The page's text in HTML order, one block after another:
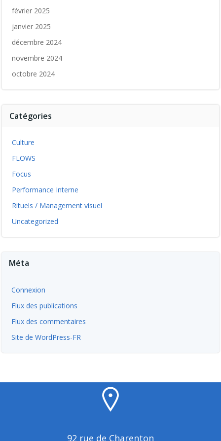
février 2025
janvier 2025
décembre 2024
novembre 2024
octobre 2024
Catégories
Culture
FLOWS
Focus
Performance Interne
Rituels / Management visuel
Uncategorized
Méta
Connexion
Flux des publications
Flux des commentaires
Site de WordPress-FR
92 rue de Charenton